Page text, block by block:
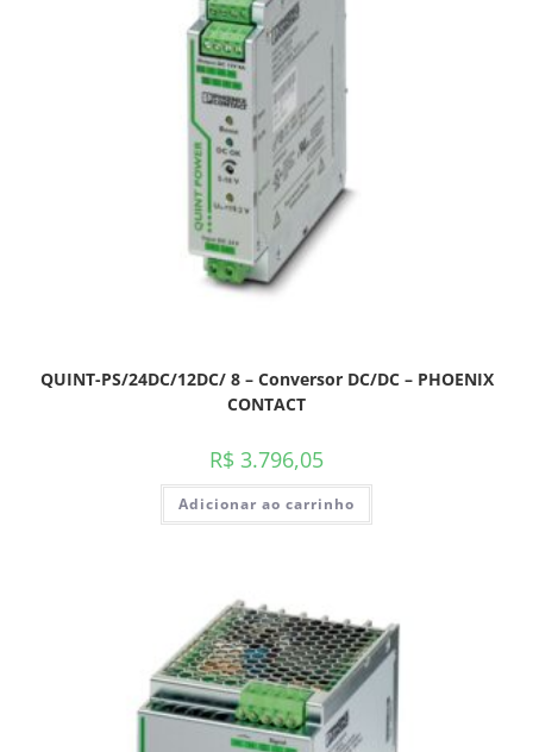
QUINT-PS/24DC/12DC/ 8 – Conversor DC/DC – PHOENIX
CONTACT
R$ 3.796,05
Adicionar ao carrinho